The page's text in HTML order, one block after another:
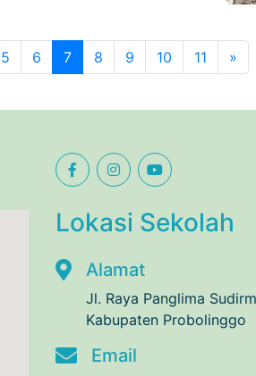
5 6 7 8 9 10 11 »
Lokasi Sekolah
Alamat
Jl. Raya Panglima
Kabupaten Probolinggo
Email